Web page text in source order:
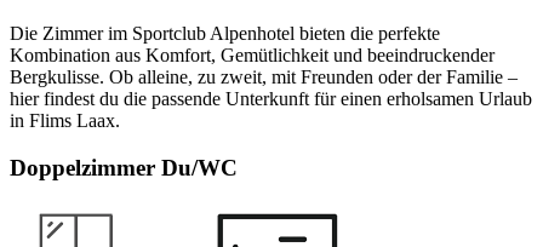
Die Zimmer im Sportclub Alpenhotel bieten die perfekte
Kombination aus Komfort, Gemütlichkeit und beeindruckender
Bergkulisse. Ob alleine, zu zweit, mit Freunden oder der Familie –
hier findest du die passende Unterkunft für einen erholsamen Urlaub
in Flims Laax.
Doppelzimmer Du/WC